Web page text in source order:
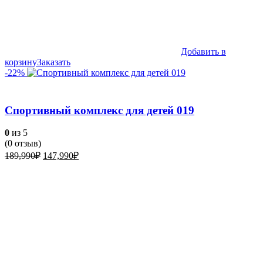
Добавить в
корзинуЗаказать
-22%
Спортивный комплекс для детей 019
0 из 5
(0 отзыв)
189,990₽ Первоначальная
147,990₽Текущая